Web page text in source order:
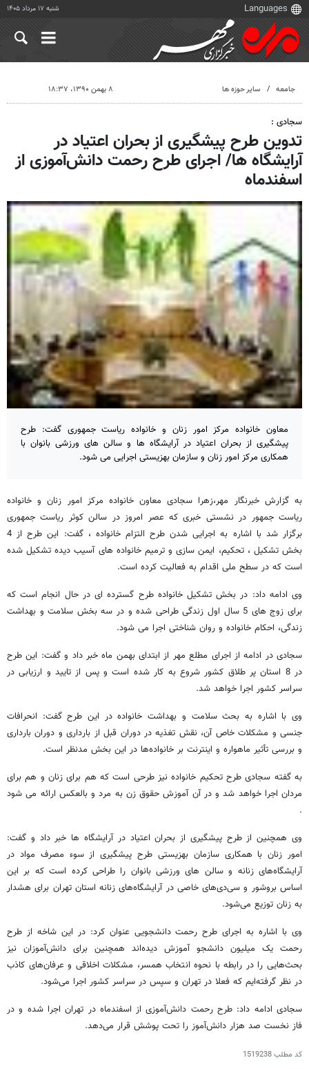
شنبه ۱۷ مرداد ۱۴۰۵
جامعه سایر حوزه ها ۸ بهمن ۱۳۹۰، ۱۸:۳۷
سجادی :
تدوین طرح پیشگیری از بحران اعتیاد در
آرایشگاه ها/ اجرای طرح رحمت دانش‌آموزی از
اسفند‌ماه
معاون خانواده مرکز امور زنان و خانواده ریاست جمهوری گفت: طرح
پیشگیری از بحران اعتیاد در آرایشگاه ها و سالن های ورزشی بانوان با
همکاری مرکز امور زنان و سازمان بهزیستی اجرایی می شود.
به گزارش خبرنگار مهر،زهرا سجادی معاون خانواده مرکز امور زنان و خانواده
ریاست جمهور در نشستی خبری که عصر امروز در سالن کوثر ریاست جمهوری
برگزار شد با اشاره به اجرایی شدن طرح التزام خانواده ، گفت: این طرح از 4
بخش تشکیل ، تحکیم، ایمن سازی و ترمیم خانواده های آسیب دیده تشکیل شده
است که در سطح ملی اقدام به فعالیت کرده است.
وی ادامه داد: در بخش تشکیل خانواده طرح گسترده ای در حال انجام است که
برای زوج های 5 سال اول زندگی طراحی شده و در سه بخش سلامت و بهداشت
زندگی، احکام خانواده و روان شناختی اجرا می شود.
سجادی در ادامه از اجرای مطلع مهر از ابتدای بهمن ماه خبر داد و گفت: این طرح
در 8 استان پر طلاق کشور شروع به کار شده است و پس از تایید و ارزیابی در
سراسر کشور اجرا خواهد شد.
وی با اشاره به بحث سلامت و بهداشت خانواده در این طرح گفت: انحرافات
جنسی و مشکلات خاص آن، نقش تغذیه در دوران قبل از بارداری و دوران بارداری
و بررسی تأثیر ماهواره و اینترنت بر خانواده‌ها در این بخش مدنظر است.
به گفته سجادی طرح تحکیم خانواده نیز طرحی است که هم برای زنان و هم برای
مردان اجرا خواهد شد و در آن آموزش حقوق زن به مرد و بالعکس ارائه می شود
.
وی همچنین از طرح پیشگیری از بحران اعتیاد در آرایشگاه ها خبر داد و گفت:
امور زنان با همکاری سازمان بهزیستی طرح پیشگیری از سوء مصرف مواد در
آرایشگاه‌های زنانه و سالن های ورزشی بانوان را طراحی کرده است که بر این
اساس بروشور و سی‌دی‌های خاصی در آرایشگاه‌های زنانه استان تهران برای هشدار
به زنان توزیع می‌شود.
وی با اشاره به اجرای طرح رحمت دانشجویی عنوان کرد: در این شاخه از طرح
رحمت یک میلیون دانشجو آموزش دیده‌اند همچنین برای دانش‌آموزان نیز
بحث‌هایی را در رابطه با نحوه انتخاب همسر، مشکلات اخلاقی و عرفان‌های کاذب
در نظر گرفته‌ایم که فعلا در تهران و سپس در سراسر کشور اجرا می‌شود.
سجادی ادامه داد: طرح رحمت دانش‌آموزی از اسفند‌ماه در تهران اجرا شده و در
فاز نخست صد هزار دانش‌آموز را تحت پوشش قرار می‌دهد.
کد مطلب1519238